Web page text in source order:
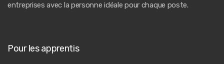
entreprises avec la personne idéale pour chaque poste.
Pour les apprentis